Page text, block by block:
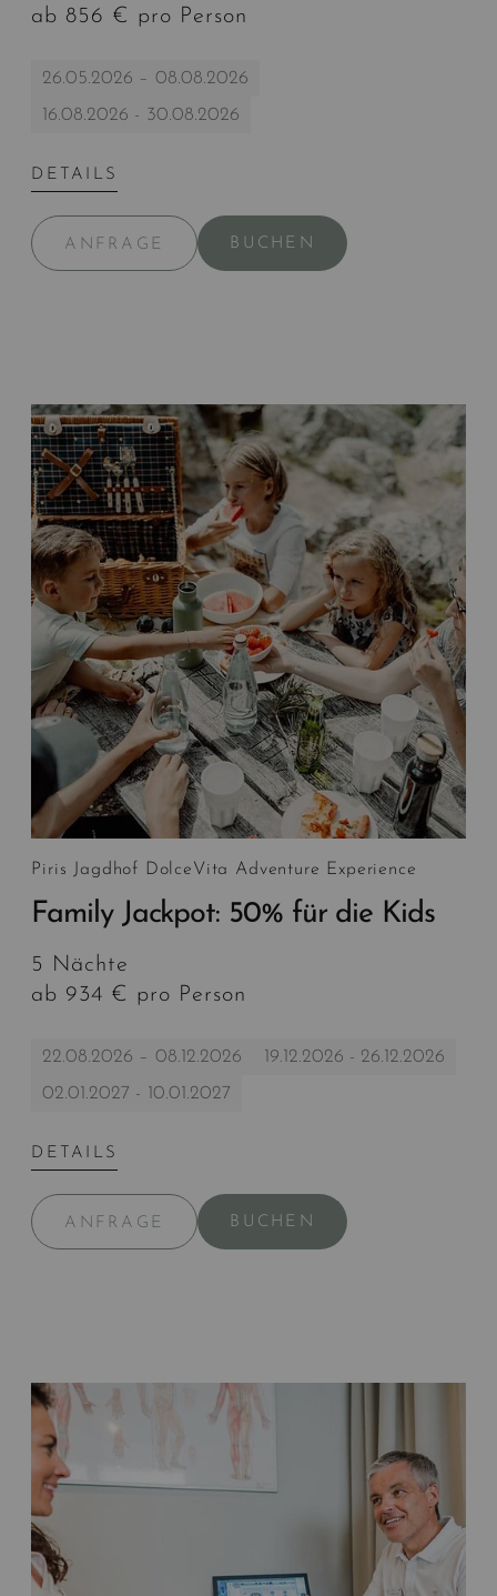
ab 856 € pro Person
26.05.2026 – 08.08.2026
16.08.2026 - 30.08.2026
DETAILS
ANFRAGE BUCHEN
Piris Jagdhof DolceVita Adventure Experience
Family Jackpot: 50% für die Kids
5 Nächte
ab 934 € pro Person
22.08.2026 – 08.12.2026
19.12.2026 - 26.12.2026
02.01.2027 - 10.01.2027
DETAILS
ANFRAGE BUCHEN